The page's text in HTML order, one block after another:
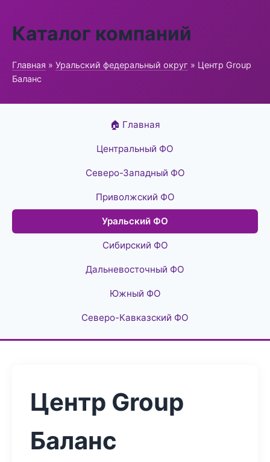
Каталог компаний
Главная » Уральский федеральный округ » Центр Group
Баланс
🏠 Главная
Центральный ФО
Северо-Западный ФО
Приволжский ФО
Уральский ФО
Сибирский ФО
Дальневосточный ФО
Южный ФО
Северо-Кавказский ФО
Центр Group
Баланс